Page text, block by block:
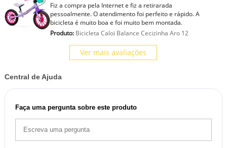
Fiz a compra pela Internet e fiz a retirarada
pessoalmente. O atendimento foi perfeito e rápido. A
bicicleta é muito boa e foi muito bem montada.
Produto:Bicicleta Caloi Balance Cecizinha Aro 12
Ver mais avaliações
Central de Ajuda
Faça uma pergunta sobre este produto